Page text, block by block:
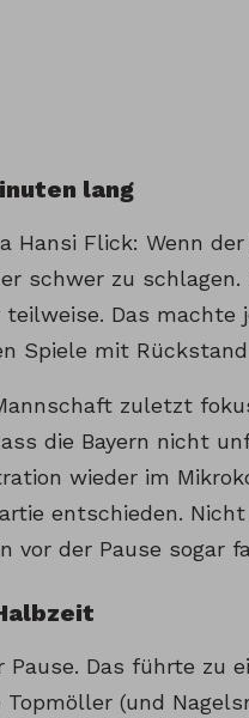
lang
Hansi Flick: Wenn der
schwer zu schlagen.
Das machte
Spiele mit
zuletzt
die Bayern nicht
wieder im
entschieden.
der Pause sogar
Das führte zu
(und